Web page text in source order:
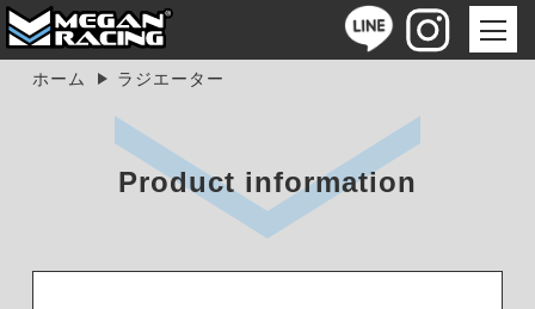
ホーム ラジエーター
Product information